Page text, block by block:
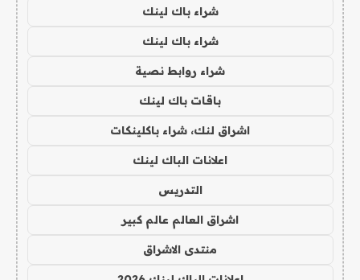
شراء باك لينك
شراء باك لينك
شراء روابط نصية
باقات باك لينك
اشراق لنك، شراء باكلينكات
اعلانات الباك لينك
التدريس
اشراق العالم عالم كبير
منتدى الاشراق